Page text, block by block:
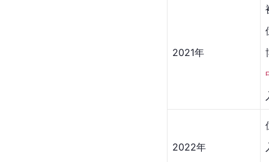
2021年
2022年